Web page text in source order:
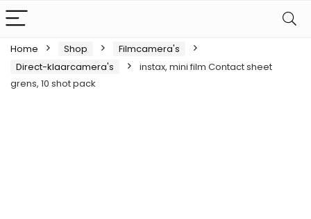
Home Shop
Filmcamera's
Direct-klaarcamera's
instax, mini film Contact sheet
grens, 10 shot pack